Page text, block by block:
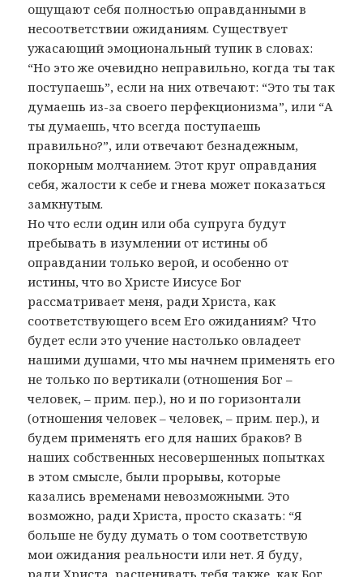
ощущают себя полностью оправданными в
несоответствии ожиданиям. Существует
ужасающий эмоциональный тупик в словах:
“Но это же очевидно неправильно, когда ты так
поступаешь”, если на них отвечают: “Это ты так
думаешь из-за своего перфекционизма”, или “А
ты думаешь, что всегда поступаешь
правильно?”, или отвечают безнадежным,
покорным молчанием. Этот круг оправдания
себя, жалости к себе и гнева может показаться
замкнутым.
Но что если один или оба супруга будут
пребывать в изумлении от истины об
оправдании только верой, и особенно от
истины, что во Христе Иисусе Бог
рассматривает меня, ради Христа, как
соответствующего всем Его ожиданиям? Что
будет если это учение настолько овладеет
нашими душами, что мы начнем применять его
не только по вертикали (отношения Бог –
человек, – прим. пер.), но и по горизонтали
(отношения человек – человек, – прим. пер.), и
будем применять его для наших браков? В
наших собственных несовершенных попытках
в этом смысле, были прорывы, которые
казались временами невозможными. Это
возможно, ради Христа, просто сказать: “Я
больше не буду думать о том соответствую
мои ожидания реальности или нет. Я буду,